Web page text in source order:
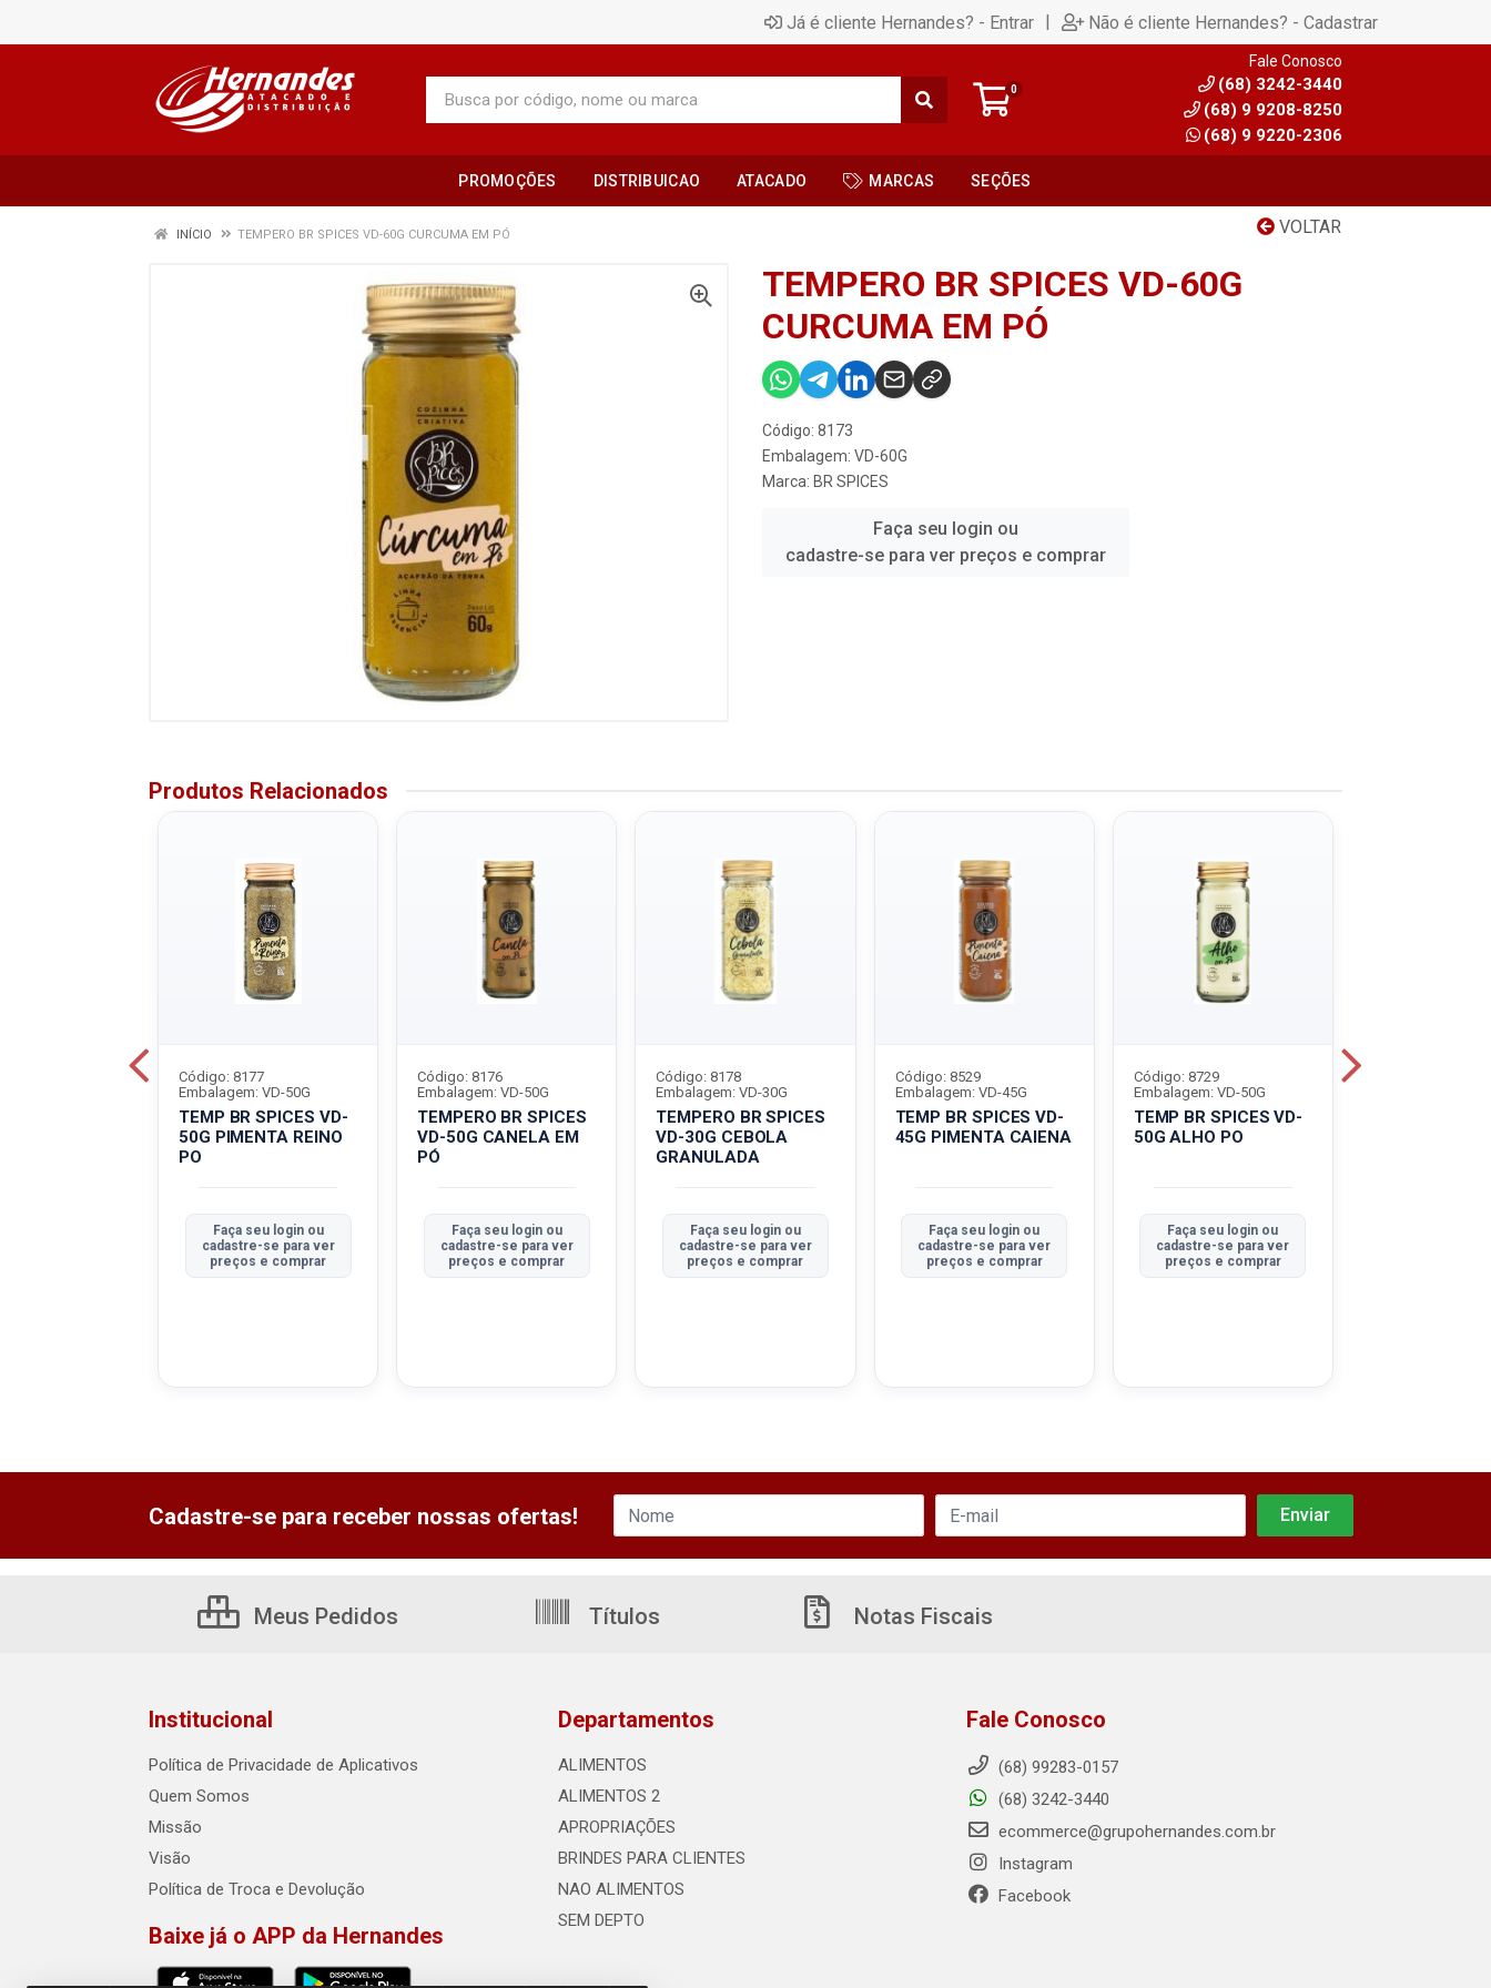
Já é cliente Hernandes? - Entrar | Não é cliente Hernandes? - Cadastrar
0
Fale Conosco
(68) 3242-3440
(68) 9 9208-8250
(68) 9 9220-2306
PROMOÇÕES DISTRIBUICAO ATACADO MARCAS SEÇÕES
VOLTAR
INÍCIO TEMPERO BR SPICES VD-60G CURCUMA EM PÓ
TEMPERO BR SPICES VD-60G
CURCUMA EM PÓ
Código: 8173
Embalagem: VD-60G
Marca: BR SPICES
Faça seu login ou
cadastre-se para ver preços e comprar
Produtos Relacionados
TEMP BR SPICES VD-
50G PIMENTA REINO
PO
Código: 8177
Embalagem: VD-50G
Faça seu login ou
cadastre-se para ver
preços e comprar
TEMPERO BR SPICES
VD-50G CANELA EM
PÓ
Código: 8176
Embalagem: VD-50G
Faça seu login ou
cadastre-se para ver
preços e comprar
TEMPERO BR SPICES
VD-30G CEBOLA
GRANULADA
Código: 8178
Embalagem: VD-30G
Faça seu login ou
cadastre-se para ver
preços e comprar
TEMP BR SPICES VD-
45G PIMENTA CAIENA
Código: 8529
Embalagem: VD-45G
Faça seu login ou
cadastre-se para ver
preços e comprar
TEMP BR SPICES VD-
50G ALHO PO
Código: 8729
Embalagem: VD-50G
Faça seu login ou
cadastre-se para ver
preços e comprar
Cadastre-se para receber nossas ofertas!
Meus Pedidos Títulos Notas Fiscais
Institucional
Política de Privacidade de Aplicativos
Quem Somos
Missão
Visão
Política de Troca e Devolução
Baixe já o APP da Hernandes
Departamentos
ALIMENTOS
ALIMENTOS 2
APROPRIAÇÕES
BRINDES PARA CLIENTES
NAO ALIMENTOS
SEM DEPTO
Fale Conosco
(68) 99283-0157
(68) 3242-3440
ecommerce@grupohernandes.com.br
Instagram
Facebook